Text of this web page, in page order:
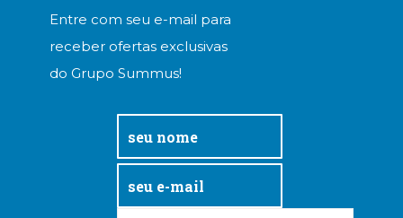
Entre com seu e-mail para
receber ofertas exclusivas
do Grupo Summus!